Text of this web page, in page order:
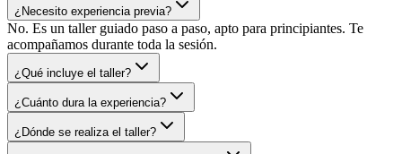
¿Necesito experiencia previa?
No. Es un taller guiado paso a paso, apto para principiantes. Te
acompañamos durante toda la sesión.
¿Qué incluye el taller?
¿Cuánto dura la experiencia?
¿Dónde se realiza el taller?